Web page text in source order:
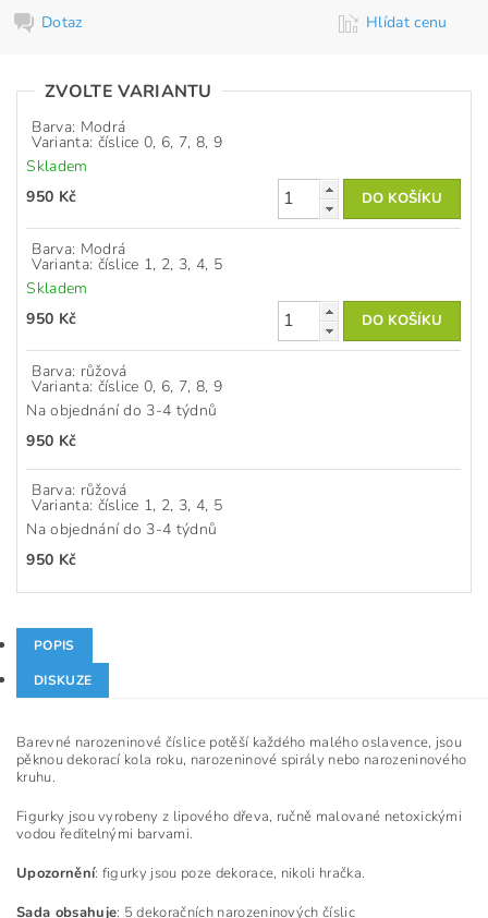
Dotaz
Hlídat cenu
ZVOLTE VARIANTU
Barva: Modrá
Varianta: číslice 0, 6, 7, 8, 9
Skladem
950 Kč
Barva: Modrá
Varianta: číslice 1, 2, 3, 4, 5
Skladem
950 Kč
Barva: růžová
Varianta: číslice 0, 6, 7, 8, 9
Na objednání do 3-4 týdnů
950 Kč
Barva: růžová
Varianta: číslice 1, 2, 3, 4, 5
Na objednání do 3-4 týdnů
950 Kč
POPIS
DISKUZE
Barevné narozeninové číslice potěší každého malého oslavence, jsou
pěknou dekorací kola roku, narozeninové spirály nebo narozeninového
kruhu.
Figurky jsou vyrobeny z lipového dřeva, ručně malované netoxickými
vodou ředitelnými barvami.
Upozornění: figurky jsou poze dekorace, nikoli hračka.
Sada obsahuje: 5 dekoračních narozeninových číslic